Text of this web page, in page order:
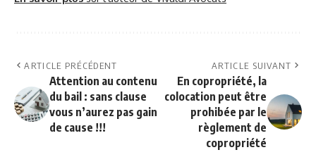
ARTICLE PRÉCÉDENT
Attention au contenu
du bail : sans clause
vous n’aurez pas gain
de cause !!!
ARTICLE SUIVANT
En copropriété, la
colocation peut être
prohibée par le
règlement de
copropriété